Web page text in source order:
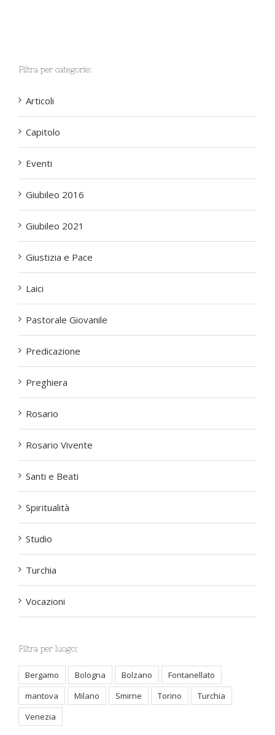
Filtra per categorie:
Articoli
Capitolo
Eventi
Giubileo 2016
Giubileo 2021
Giustizia e Pace
Laici
Pastorale Giovanile
Predicazione
Preghiera
Rosario
Rosario Vivente
Santi e Beati
Spiritualità
Studio
Turchia
Vocazioni
Filtra per luogo:
Bergamo Bologna Bolzano
Fontanellato
mantova
Milano Smirne Torino
Turchia
Venezia